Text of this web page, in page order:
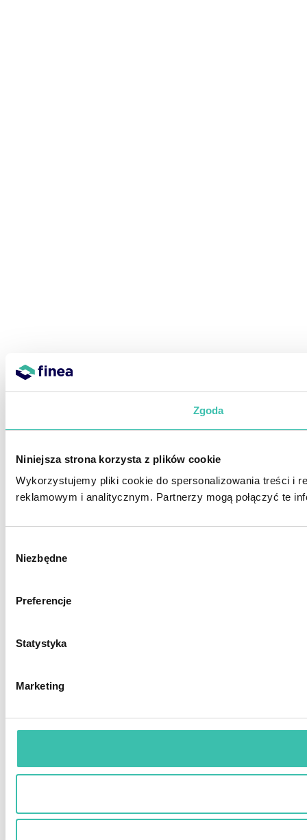
Zgoda
Niniejsza strona korzysta z plików cookie
Wykorzystujemy pliki cookie do spersonalizowania treści i
reklamowym i analitycznym. Partnerzy mogą połączyć te
zgody
Niezbędne
Preferencje
Statystyka
Marketing